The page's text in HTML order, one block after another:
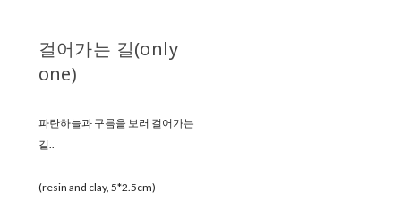
걸어가는 길(only
one)
파란하늘과 구름을 보러 걸어가는
길..
(resin and clay, 5*2.5cm)